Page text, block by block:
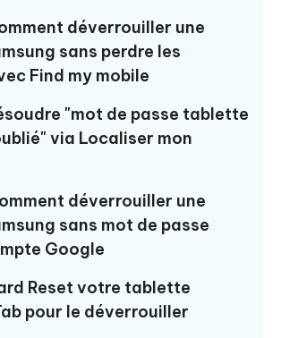
déverrouiller une
sans perdre les
Find my mobile
"mot de passe tablette
via Localiser mon
déverrouiller une
sans mot de passe
Google
Reset votre tablette
pour le déverrouiller